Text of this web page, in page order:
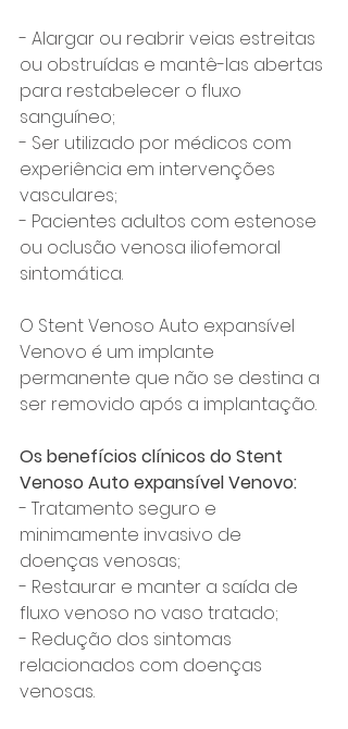
- Alargar ou reabrir veias estreitas
ou obstruídas e mantê-las abertas
para restabelecer o fluxo
sanguíneo;
- Ser utilizado por médicos com
experiência em intervenções
vasculares;
- Pacientes adultos com estenose
ou oclusão venosa iliofemoral
sintomática.
O Stent Venoso Auto expansível
Venovo é um implante
permanente que não se destina a
ser removido após a implantação.
Os benefícios clínicos do Stent
Venoso Auto expansível Venovo:
- Tratamento seguro e
minimamente invasivo de
doenças venosas;
- Restaurar e manter a saída de
fluxo venoso no vaso tratado;
- Redução dos sintomas
relacionados com doenças
venosas.